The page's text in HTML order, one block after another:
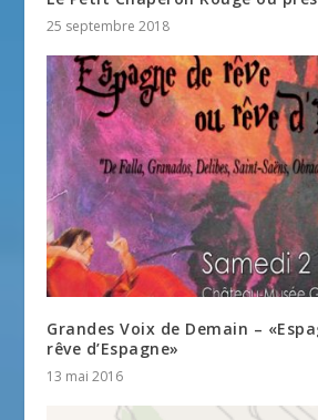
25 septembre 2018
Grandes Voix de Demain –
rêve d’Espagne»
13 mai 2016